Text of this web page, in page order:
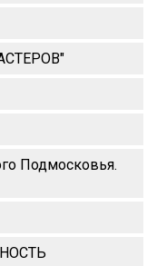
Подмосковья.